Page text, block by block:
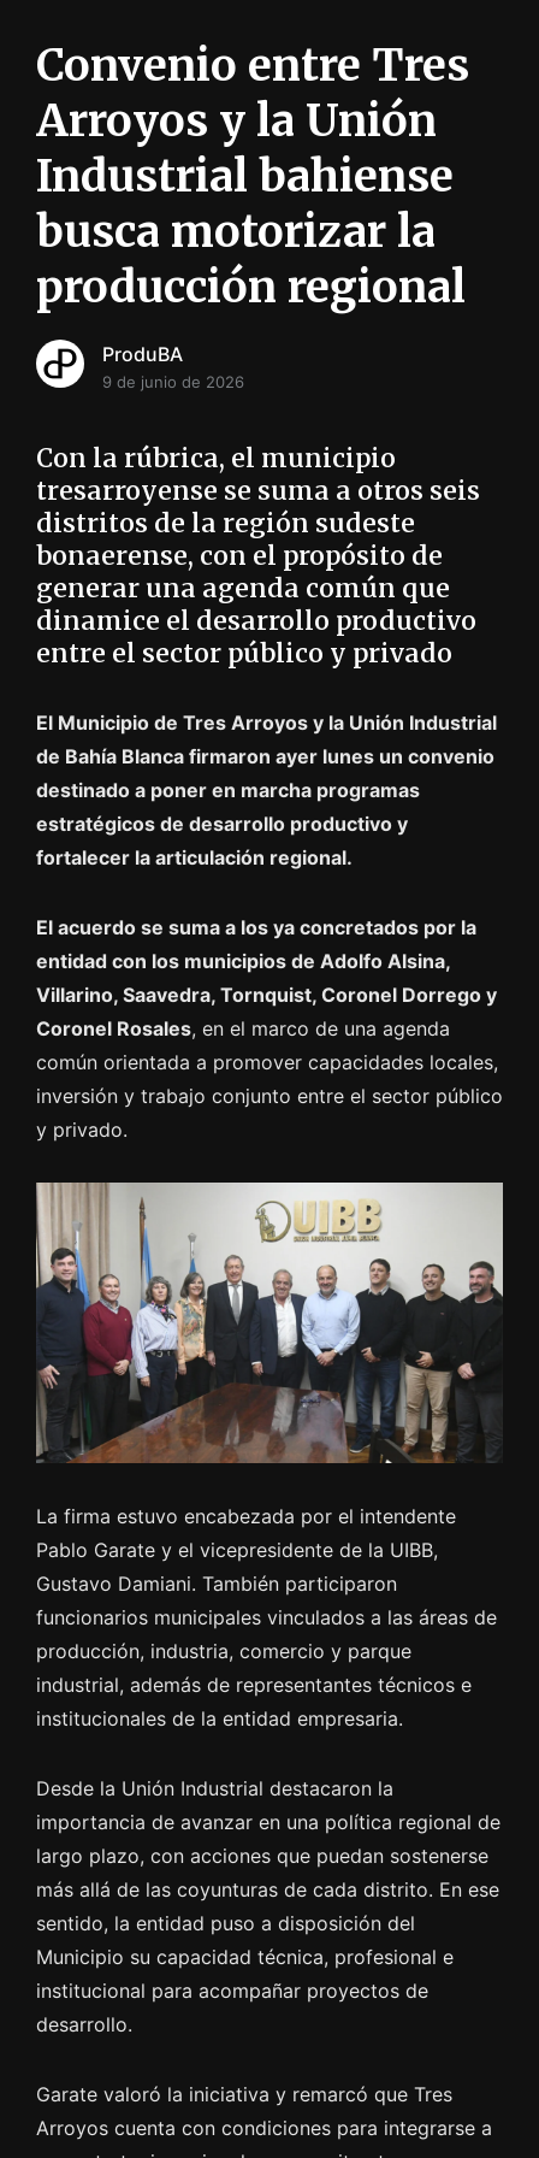
ó
n
Convenio entre Tres
Arroyos y la Unión
Industrial bahiense
busca motorizar la
producción regional
ProduBA
9 de junio de 2026
Con la rúbrica, el municipio
tresarroyense se suma a otros seis
distritos de la región sudeste
bonaerense, con el propósito de
generar una agenda común que
dinamice el desarrollo productivo
entre el sector público y privado
El Municipio de Tres Arroyos y la Unión Industrial
de Bahía Blanca firmaron ayer lunes un convenio
destinado a poner en marcha programas
estratégicos de desarrollo productivo y
fortalecer la articulación regional.
El acuerdo se suma a los ya concretados por la
entidad con los municipios de Adolfo Alsina,
Villarino, Saavedra, Tornquist, Coronel Dorrego y
Coronel Rosales, en el marco de una agenda
común orientada a promover capacidades locales,
inversión y trabajo conjunto entre el sector público
y privado.
La firma estuvo encabezada por el intendente
Pablo Garate y el vicepresidente de la UIBB,
Gustavo Damiani. También participaron
funcionarios municipales vinculados a las áreas de
producción, industria, comercio y parque
industrial, además de representantes técnicos e
institucionales de la entidad empresaria.
Desde la Unión Industrial destacaron la
importancia de avanzar en una política regional de
largo plazo, con acciones que puedan sostenerse
más allá de las coyunturas de cada distrito. En ese
sentido, la entidad puso a disposición del
Municipio su capacidad técnica, profesional e
institucional para acompañar proyectos de
desarrollo.
Garate valoró la iniciativa y remarcó que Tres
Arroyos cuenta con condiciones para integrarse a